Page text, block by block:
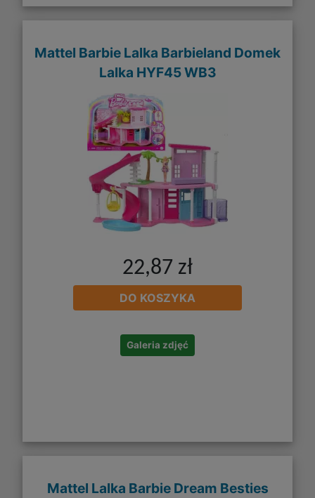
Mattel Barbie Lalka Barbieland Domek
Lalka HYF45 WB3
22,87 zł
DO KOSZYKA
Galeria zdjęć
Mattel Lalka Barbie Dream Besties